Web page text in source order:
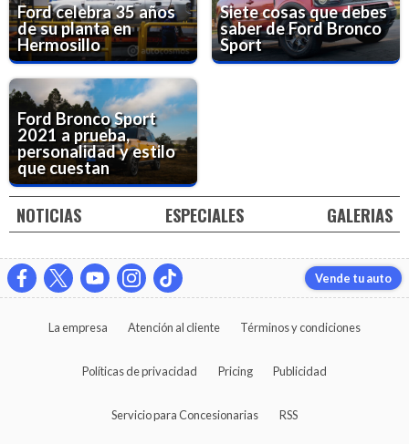
Ford celebra 35 años
de su planta en
Hermosillo
Siete cosas que debes
saber de Ford Bronco
Sport
Ford Bronco Sport
2021 a prueba,
personalidad y estilo
que cuestan
NOTICIAS ESPECIALES GALERIAS
Vende tu auto
La empresa Atención al cliente Términos y condiciones
Políticas de privacidad Pricing Publicidad
Servicio para Concesionarias RSS